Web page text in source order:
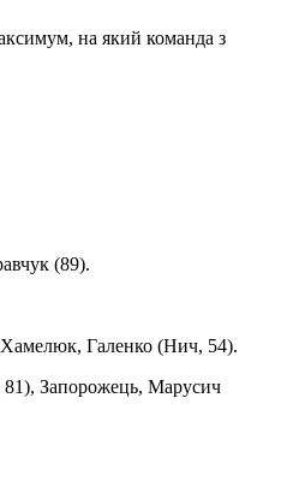
на який команда з
(89).
Галенко (Нич, 54).
81), Запорожець, Марусич